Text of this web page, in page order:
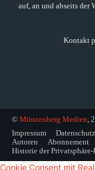
auf, an und abseits der
Kontakt
© Münzenberg Medien ,
Impressum
Autoren
Abonnement
Historie der
Cookie Consent mit